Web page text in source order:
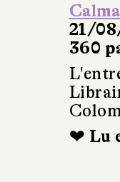
21/
360
❤ Lu